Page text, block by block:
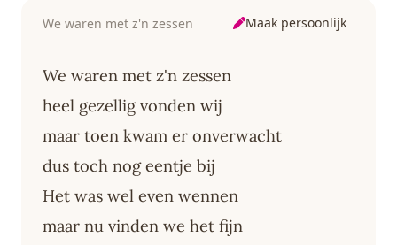
We waren met z'n zessen Maak persoonlijk
We waren met z'n zessen
heel gezellig vonden wij
maar toen kwam er onverwacht
dus toch nog eentje bij
Het was wel even wennen
maar nu vinden we het fijn